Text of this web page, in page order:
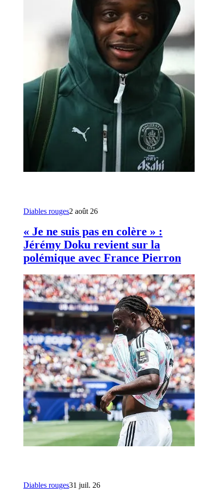
Diables rouges2 août 26
« Je ne suis pas en colère » :
Jérémy Doku revient sur la
polémique avec France Pierron
Diables rouges31 juil. 26